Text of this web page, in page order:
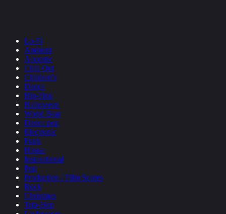
Lo-Fi
Ambient
Acoustic
Chill Out
Children's
Dance
Hip-Hop
Halloween
World Beat
Dance pop
Electronic
Funk
House
Inspirational
Pop
Production / Film Scores
Rock
Christmas
Trip-Hop